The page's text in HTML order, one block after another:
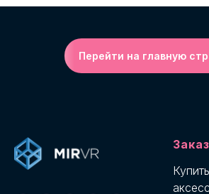
Перейти на главную